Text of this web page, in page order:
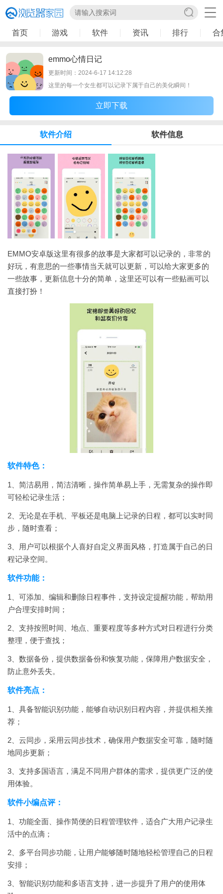
首页 游戏 软件 资讯 排行 合
emmo心情日记
更新时间：2024-6-17 14:12:28
这里的每一个女生都可以记录下属于自己的美化瞬间！
立即下载
软件介绍 软件信息
EMMO安卓版这里有很多的故事是大家都可以记录的，非常的
好玩，有意思的一些事情当天就可以更新，可以给大家更多的
一些故事，更新信息十分的简单，这里还可以有一些贴画可以
直接打扮！
软件特色：
1、简洁易用，简洁清晰，操作简单易上手，无需复杂的操作即
可轻松记录生活；
2、无论是在手机、平板还是电脑上记录的日程，都可以实时同
步，随时查看；
3、用户可以根据个人喜好自定义界面风格，打造属于自己的日
程记录空间。
软件功能：
1、可添加、编辑和删除日程事件，支持设定提醒功能，帮助用
户合理安排时间；
2、支持按照时间、地点、重要程度等多种方式对日程进行分类
整理，便于查找；
3、数据备份，提供数据备份和恢复功能，保障用户数据安全，
防止意外丢失。
软件亮点：
1、具备智能识别功能，能够自动识别日程内容，并提供相关推
荐；
2、云同步，采用云同步技术，确保用户数据安全可靠，随时随
地同步更新；
3、支持多国语言，满足不同用户群体的需求，提供更广泛的使
用体验。
软件小编点评：
1、功能全面、操作简便的日程管理软件，适合广大用户记录生
活中的点滴；
2、多平台同步功能，让用户能够随时随地轻松管理自己的日程
安排；
3、智能识别功能和多语言支持，进一步提升了用户的使用体